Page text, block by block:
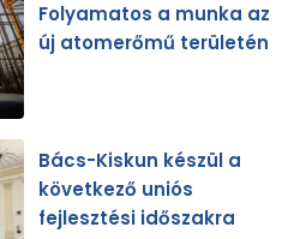
Folyamatos a munka az
új atomerőmű területén
Bács-Kiskun készül a
következő uniós
fejlesztési időszakra